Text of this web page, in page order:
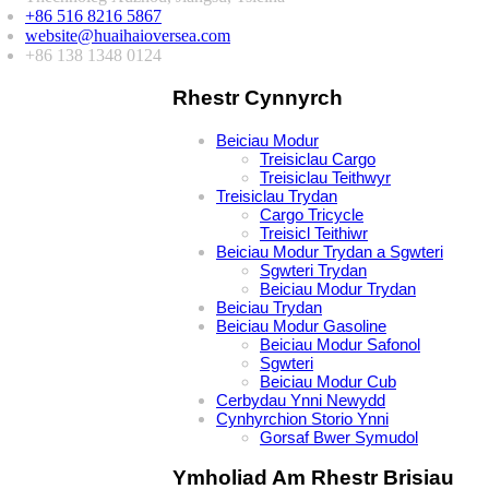
+86 516 8216 5867
website@huaihaioversea.com
+86 138 1348 0124
Rhestr Cynnyrch
Beiciau Modur
Treisiclau Cargo
Treisiclau Teithwyr
Treisiclau Trydan
Cargo Tricycle
Treisicl Teithiwr
Beiciau Modur Trydan a Sgwteri
Sgwteri Trydan
Beiciau Modur Trydan
Beiciau Trydan
Beiciau Modur Gasoline
Beiciau Modur Safonol
Sgwteri
Beiciau Modur Cub
Cerbydau Ynni Newydd
Cynhyrchion Storio Ynni
Gorsaf Bwer Symudol
Ymholiad Am Rhestr Brisiau